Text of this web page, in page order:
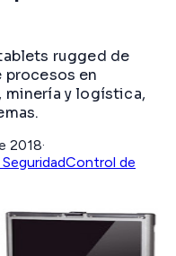
rugged de
en
y logística,
2018·
Control de